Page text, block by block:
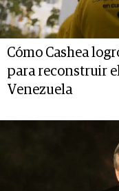
Cómo Cashea
para reconstruir
Venezuela